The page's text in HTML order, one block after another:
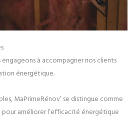
engageons à accompagner nos clients
énergétique.
MaPrimeRénov’ se distingue comme
pour améliorer l’efficacité énergétique